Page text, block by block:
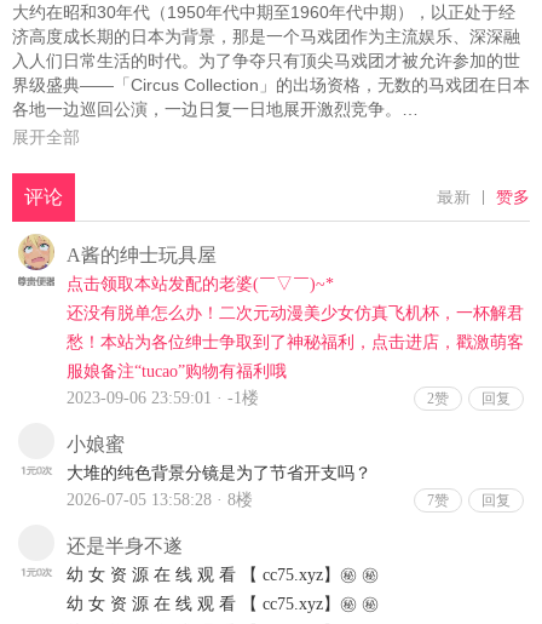
大约在昭和30年代（1950年代中期至1960年代中期），以正处于经
济高度成长期的日本为背景，那是一个马戏团作为主流娱乐、深深融
入人们日常生活的时代。为了争夺只有顶尖马戏团才被允许参加的世
界级盛典——「Circus Collection」的出场资格，无数的马戏团在日本
各地一边巡回公演，一边日复一日地展开激烈竞争。
故事的舞台，是发生在团长麻利亚所率领的「向日葵马戏团」。在与
这里。
个性鲜明的「向日葵马戏团」团员们与瑞佳的相遇，究竟是偶然，还
是必然……
由追逐梦想的少女们所谱写、独一无二的马戏团大秀，正式开演！
展开全部